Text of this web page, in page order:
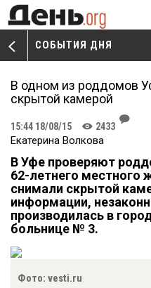
СОБЫТИЯ ДНЯ
W
В одном из роддомов
скрытой камерой
15:44 18/08/15 K 2433
J
Екатерина Волкова
В Уфе проверяют
62-летнего местного
снимали скрытой
информации,
производилась в
больнице № 3.
Фото: vesti.ru